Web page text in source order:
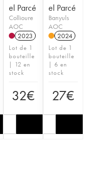
el Parcé
Collioure
AOC
2023
Lot de 1
bouteille
| 12 en
stock
32€
el Parcé
Banyuls
AOC
2024
Lot de 1
bouteille
| 6 en
stock
27€